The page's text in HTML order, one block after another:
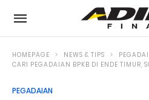
HOMEPAGE NEWS & TIPS
CARI PEGADAIAN BPKB DI ENDE TIMUR,
PEGADAIAN